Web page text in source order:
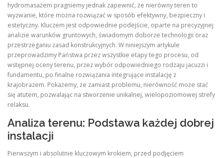
hydromasażem pragniemy jednak zapewnić, że nierówny teren to
wyzwanie, które można rozwiązać w sposób efektywny, bezpieczny i
estetyczny. Kluczem jest odpowiednie podejście, oparte na precyzyjnej
analizie warunków gruntowych, świadomym doborze technologii oraz
przestrzeganiu zasad konstrukcyjnych. W niniejszym artykule
przeprowadzimy Państwa przez wszystkie etapy tego procesu, od
wstępnej oceny terenu, przez wybór odpowiedniego rodzaju jacuzzi i
fundamentu, po finalne rozwiązania integrujące instalację z
krajobrazem. Pokażemy, że zamiast problemu, nierówność może stać
się atutem, pozwalając na stworzenie unikalnej, wielopoziomowej strefy
relaksu.
Analiza terenu: Podstawa każdej dobrej
instalacji
Pierwszym i absolutnie kluczowym krokiem, przed podjęciem